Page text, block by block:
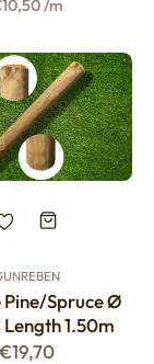
/m
Pine/spruce Ø
1.50m
Regular
€19,70